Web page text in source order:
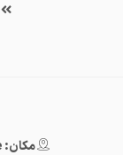
مکان: United States of America/Seattle